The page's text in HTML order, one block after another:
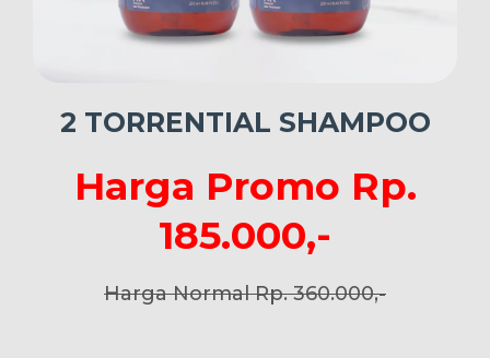
2 TORRENTIAL SHAMPOO
Harga Promo Rp.
185.000,-
Harga Normal Rp. 360.000,-